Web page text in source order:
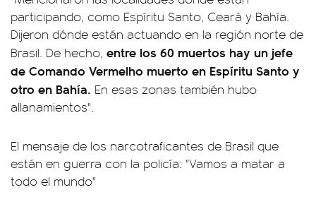
participando, como Espíritu Santo, Ceará y Bahía.
Dijeron dónde están actuando en la región norte de
Brasil. De hecho, entre los 60 muertos hay un jefe
de Comando Vermelho muerto en Espíritu Santo y
otro en Bahía. En esas zonas también hubo
allanamientos".
El mensaje de los narcotraficantes de Brasil que
están en guerra con la policía: "Vamos a matar a
todo el mundo"